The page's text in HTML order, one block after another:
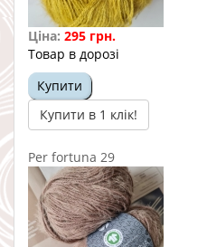
Ціна: 295 грн.
Товар в дорозі
Купити
Купити в 1 клік!
Per fortuna 29